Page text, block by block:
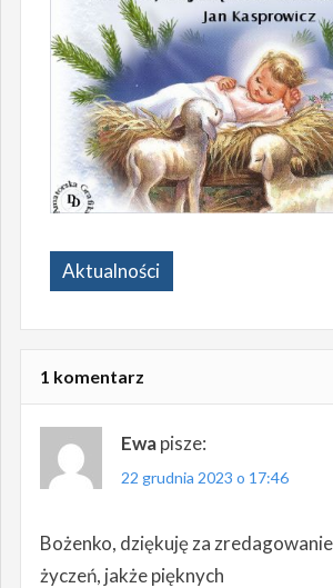
Aktualności
1 komentarz
Ewapisze:
22 grudnia 2023 o 17:46
Bożenko, dziękuję za
życzeń, jakże pięknych